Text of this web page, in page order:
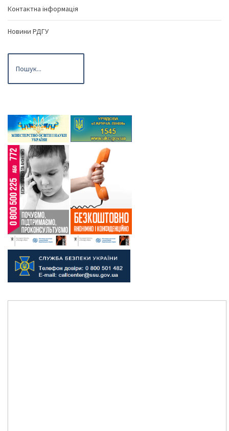
Контактна інформація
Новини РДГУ